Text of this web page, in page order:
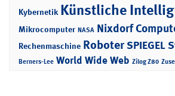
Kybernetik Künstliche
Mikrocomputer NASA Nixdorf
Rechenmaschine RoboterSPIEGEL
Berners-Lee World Wide Web Zilog Z80